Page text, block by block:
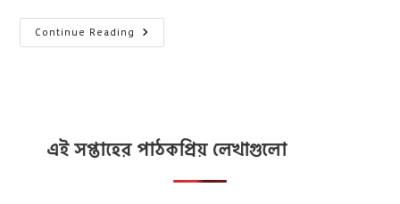
Continue Reading সময়
নিয়ে
উক্তি
এই সপ্তাহের পাঠকপ্রিয় লেখাগুলো